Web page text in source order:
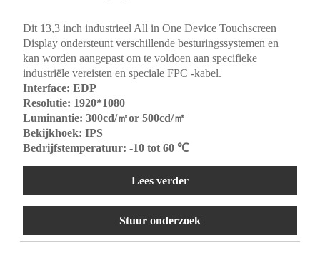
Dit 13,3 inch industrieel All in One Device Touchscreen
Display ondersteunt verschillende besturingssystemen en
kan worden aangepast om te voldoen aan specifieke
industriële vereisten en speciale FPC -kabel.
Interface: EDP
Resolutie: 1920*1080
Luminantie: 300cd/㎡or 500cd/㎡
Bekijkhoek: IPS
Bedrijfstemperatuur: -10 tot 60 ℃
Lees verder
Stuur onderzoek